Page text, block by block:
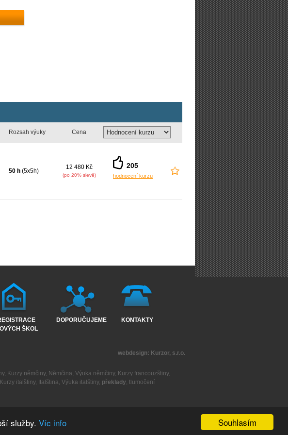
Souhlasím
služby. Víc info
Rozsah výuky Cena
50 h (5x5h)
12 480 Kč
(po 20% slevě)
205
hodnocení kurzu
ŠKOL
DOPORUČUJEME KONTAKTY
webdesign: Kurzor, s.r.o.
, Kurzy němčiny, Němčina, Výuka němčiny, Kurzy francouzštiny,
Kurzy italštiny, Italština, Výuka italštiny, překlady, tlumočení